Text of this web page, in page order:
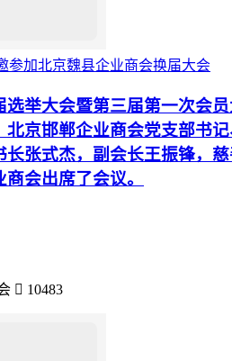
参加北京魏县企业商会换届大会
选举大会暨第三届第一次会
北京邯郸企业商会党支部书
长张式杰，副会长王振锋，
会出席了会议。
 10483